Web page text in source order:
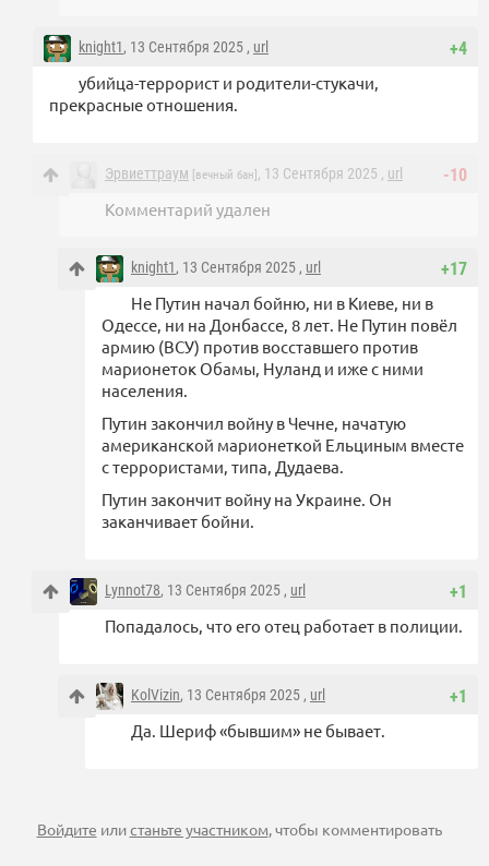
+4
knight1, 13 Сентября 2025 , url
убийца-террорист и родители-стукачи,
прекрасные отношения.
-10
Эрвиеттраум [вечный бан] , 13 Сентября 2025 , url
Комментарий удален
+17
knight1, 13 Сентября 2025 , url
Не Путин начал бойню, ни в Киеве, ни в
Одессе, ни на Донбассе, 8 лет. Не Путин повёл
армию (ВСУ) против восставшего против
марионеток Обамы, Нуланд и иже с ними
населения.
Путин закончил войну в Чечне, начатую
американской марионеткой Ельциным вместе
с террористами, типа, Дудаева.
Путин закончит войну на Украине. Он
заканчивает бойни.
+1
Lynnot78, 13 Сентября 2025 , url
Попадалось, что его отец работает в полиции.
+1
KolVizin, 13 Сентября 2025 , url
Да. Шериф «бывшим» не бывает.
Войдите илистаньте участником, чтобы комментировать